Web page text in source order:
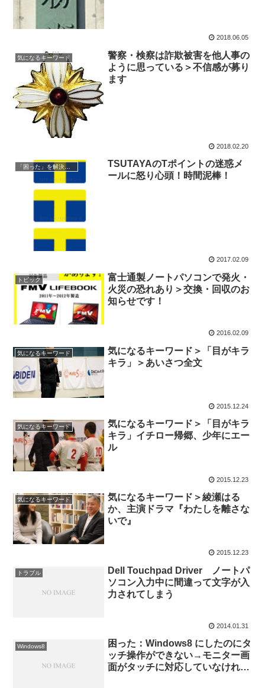
2018.06.05
気になるキーワード
警察・検察は詐欺被害を他人事の
ように思っている＞不信感が募り
ます
2018.02.20
「困った」を解決する
TSUTAYAのTポイントの迷惑メ
ールに怒り心頭！時間泥棒！
2017.02.09
トピック
富士通製ノートパソコンで発火・
火災の恐れあり＞交換・回収のお
知らせです！
2016.02.09
気になるキーワード
気になるキーワード＞「目がキラ
キラ」＞あいさつ全文
2015.12.24
気になるキーワード
気になるキーワード＞「目がキラ
キラ」イチロー帰郷、少年にエー
ル
2015.12.23
気になるキーワード
気になるキーワード＞綾瀬はる
か、主演ドラマ『わたしを離さな
いで』
2015.12.23
トラブル
Dell Touchpad Driver ノートパ
ソコン入力中に間違って文字が入
力されてしまう
2014.01.31
Windows8
困った：Windows8 にしたのにタ
ッチ操作ができない→モニター画
面がタッチに対応していなければ